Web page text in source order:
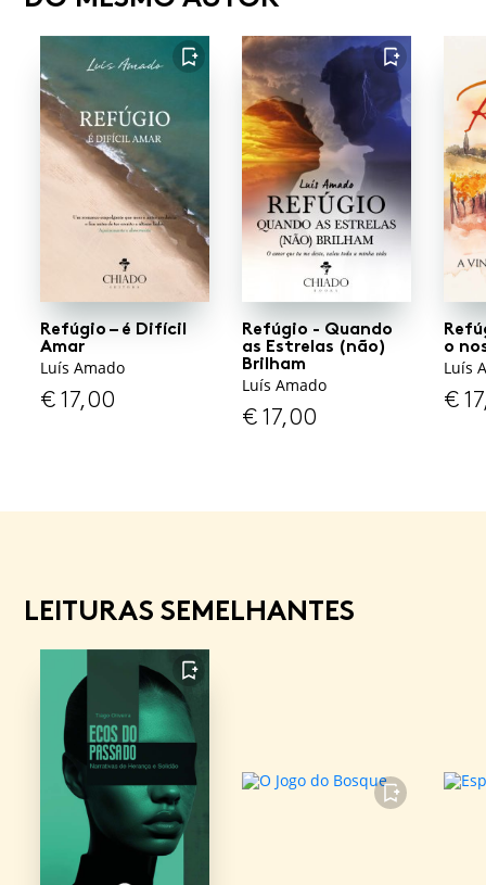
FAVORITO
Refúgio – é Difícil
Amar
Luís Amado
€17,00
FAVORITO
Refúgio - Quando
as Estrelas (não)
Brilham
Luís Amado
€17,00
o
Luís
€
LEITURAS SEMELHANTES
FAVORITO
FAVORITO